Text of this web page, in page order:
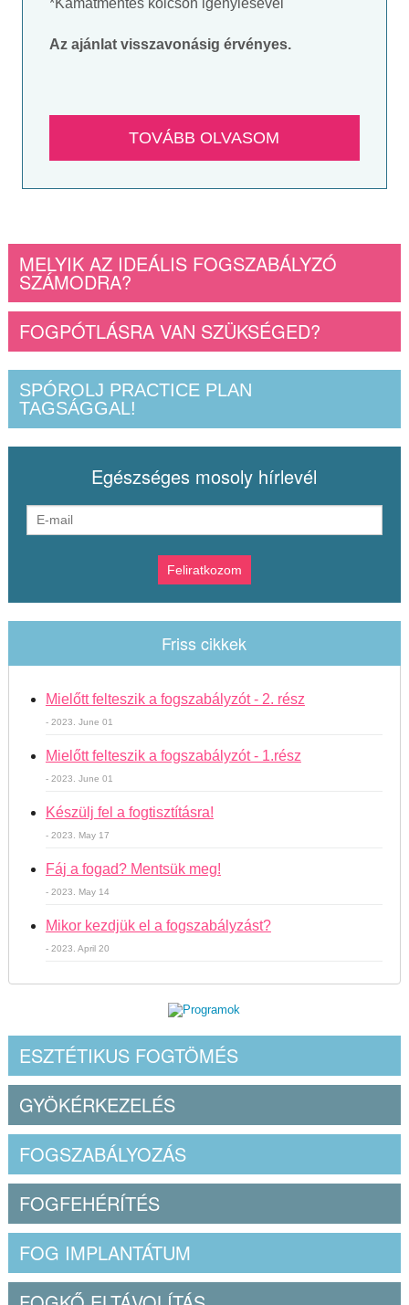
Az ajánlat visszavonásig érvényes.
TOVÁBB OLVASOM
MELYIK AZ IDEÁLIS FOGSZABÁLYZÓ
SZÁMODRA?
FOGPÓTLÁSRA VAN SZÜKSÉGED?
SPÓROLJ PRACTICE PLAN
TAGSÁGGAL!
Egészséges mosoly hírlevél
Friss cikkek
Mielőtt felteszik a fogszabályzót - 2. rész
- 2023. June 01
Mielőtt felteszik a fogszabályzót - 1.rész
- 2023. June 01
Készülj fel a fogtisztításra!
- 2023. May 17
Fáj a fogad? Mentsük meg!
- 2023. May 14
Mikor kezdjük el a fogszabályzást?
- 2023. April 20
ESZTÉTIKUS FOGTÖMÉS
GYÖKÉRKEZELÉS
FOGSZABÁLYOZÁS
FOGFEHÉRÍTÉS
FOG IMPLANTÁTUM